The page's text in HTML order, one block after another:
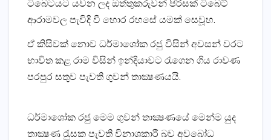
ටිබෙටයට යවන ලද ඔත්තුකරුවන් පිරිසක් ටිබෙට්
ආරාමවල පැවිදි වී හොර රහසේ යමක් සෙවූහ.
ඒ කිසිවක් නොව ධර්මාශෝක රජු විසින් අවසන් වරට
භාවිත කළ රාම විසින් ඉන්දියාවට රැගෙන ගිය රාවණ
පරපුර සතුව පැවති ගුවන් තාක්‍ෂණයයි.
ධර්මාශෝක රජු මෙම ගුවන් තාක්‍ෂණයේ මෙන්ම යුද
තාක්‍ෂණ රැුසක පැවති විනාශකාරී බව අවබෝධ